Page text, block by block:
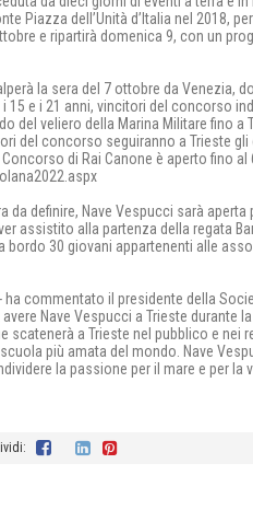
Piazza dell’Unità d’Italia nel 2018,
e ripartirà domenica 9, con un
la sera del 7 ottobre da Venezia,
15 e i 21 anni, vincitori del concorso
del veliero della Marina Militare fino a
del concorso seguiranno a Trieste
di Rai Canone è aperto fino
da definire, Nave Vespucci sarà
assistito alla partenza della regata
bordo 30 giovani appartenenti alle
ha commentato il presidente della
Nave Vespucci a Trieste durante
a Trieste nel pubblico e nei
più amata del mondo. Nave
la passione per il mare e per la